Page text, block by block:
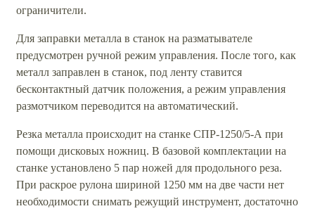
ограничители.
Для заправки металла в станок на разматывателе
предусмотрен ручной режим управления. После того, как
металл заправлен в станок, под ленту ставится
бесконтактный датчик положения, а режим управления
размотчиком переводится на автоматический.
Резка металла происходит на станке СПР-1250/5-А при
помощи дисковых ножниц. В базовой комплектации на
станке установлено 5 пар ножей для продольного реза.
При раскрое рулона шириной 1250 мм на две части нет
необходимости снимать режущий инструмент, достаточно